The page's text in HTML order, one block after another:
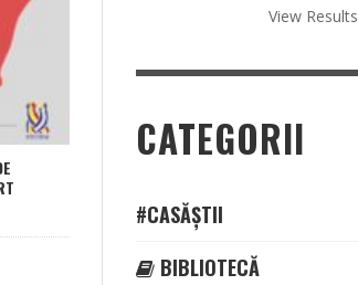
View Results
CATEGORII
#CASĂȘTII
BIBLIOTECĂ